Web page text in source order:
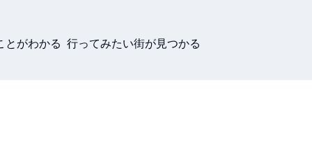
とがわかる 行ってみたい街が見つかる